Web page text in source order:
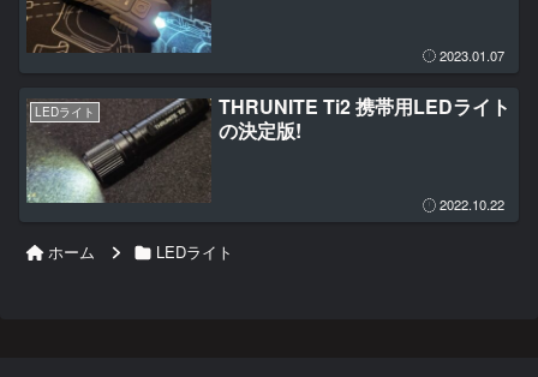
2023.01.07
LEDライト
THRUNITE Ti2 携帯用LEDライト
の決定版!
2022.10.22
ホーム LEDライト